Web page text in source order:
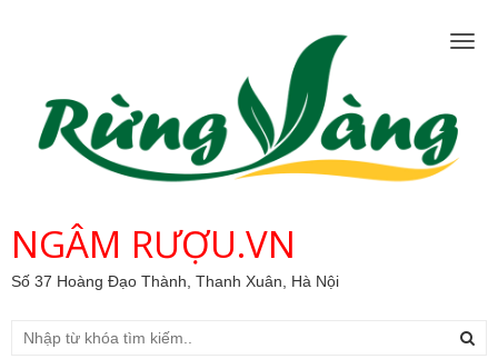
NGÂM RƯỢU.VN
Số 37 Hoàng Đạo Thành, Thanh Xuân, Hà Nội